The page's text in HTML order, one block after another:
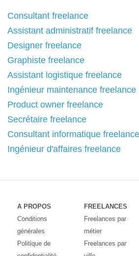
Consultant freelance
Assistant administratif freelance
Designer freelance
Graphiste freelance
Assistant logistique freelance
Ingénieur maintenance freelance
Product owner freelance
Secrétaire freelance
Consultant informatique freelance
Ingénieur d'affaires freelance
A PROPOS
Conditions
générales
Politique de
FREELANCES
Freelances par
métier
Freelances par